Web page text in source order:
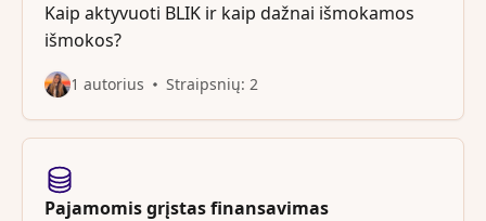
Kaip aktyvuoti BLIK ir kaip dažnai išmokamos
išmokos?
1 autorius Straipsnių: 2
Pajamomis grįstas finansavimas